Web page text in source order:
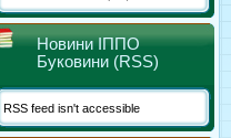
Новини ІППО
Буковини (RSS)
RSS feed isn't accessible